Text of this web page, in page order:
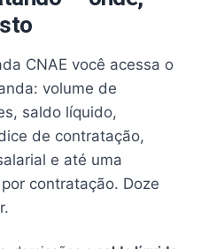
CNAE você acessa o
volume de
saldo líquido,
de contratação,
e até uma
contratação. Doze